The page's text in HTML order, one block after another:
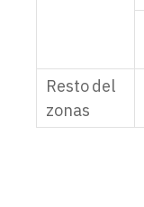
Resto del
zonas